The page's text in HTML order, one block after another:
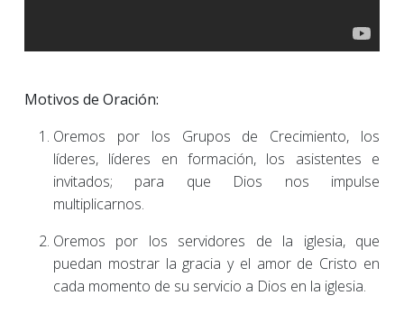
Motivos de Oración:
Oremos por los Grupos de Crecimiento, los
líderes, líderes en formación, los asistentes e
invitados; para que Dios nos impulse
multiplicarnos.
Oremos por los servidores de la iglesia, que
puedan mostrar la gracia y el amor de Cristo en
cada momento de su servicio a Dios en la iglesia.